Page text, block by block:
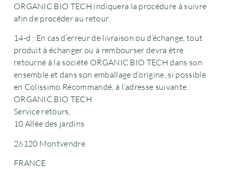
ORGANIC BIO TECH indiquera la procédure à suivre
afin de procéder au retour.
14-d : En cas d’erreur de livraison ou d’échange, tout
produit à échanger ou à rembourser devra être
retourné à la société ORGANIC BIO TECH dans son
ensemble et dans son emballage d’origine, si possible
en Colissimo Recommandé, à l’adresse suivante :
ORGANIC BIO TECH
Service retours,
10 Allée des jardins
26120 Montvendre
FRANCE